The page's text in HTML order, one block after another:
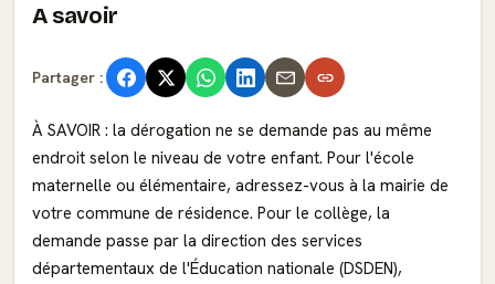
A savoir
Partager :
À SAVOIR : la dérogation ne se demande pas au même
endroit selon le niveau de votre enfant. Pour l'école
maternelle ou élémentaire, adressez-vous à la mairie de
votre commune de résidence. Pour le collège, la
demande passe par la direction des services
départementaux de l'Éducation nationale (DSDEN),